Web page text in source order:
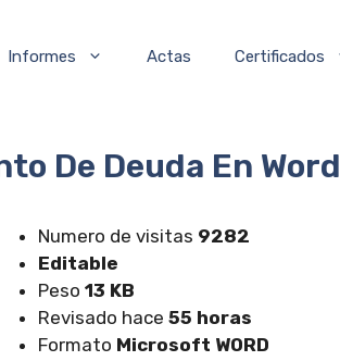
Informes Actas Certificados
De Deuda En Word
Numero de visitas 9282
Editable
Peso 13 KB
Revisado hace 55 horas
Formato Microsoft WORD